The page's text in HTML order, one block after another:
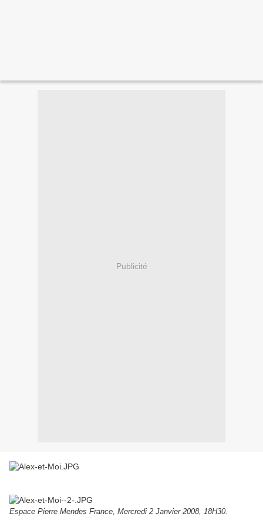
Publicité
Espace Pierre Mendes France, Mercredi 2 Janvier 2008, 18H30.